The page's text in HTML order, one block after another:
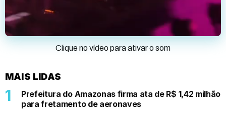
Clique no vídeo para ativar o som
MAIS LIDAS
Prefeitura do Amazonas firma ata de R$ 1,42 milhão
para fretamento de aeronaves